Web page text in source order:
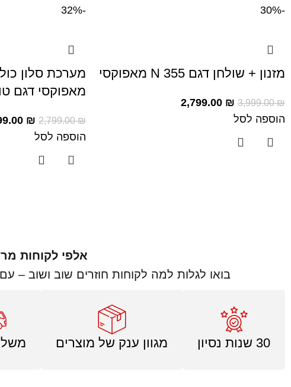
-30%
מזנון + שולחן דגם N 355 מאפוקסי
3,999.00₪
2,799.00 ₪
הוספה לסל
-32%
מערכת סלון
מאפוקסי דגם
2,799.00₪
₪
הוספה לסל
אלפי לקוחות
בואו לגלות למה לקוחות חוזרים שוב ושוב –
30 שנות נסיון מגוון ענק של מוצרים